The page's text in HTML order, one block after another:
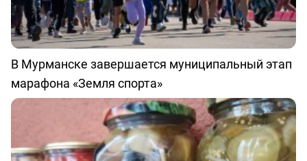
В Мурманске завершается муниципальный этап
марафона «Земля спорта»